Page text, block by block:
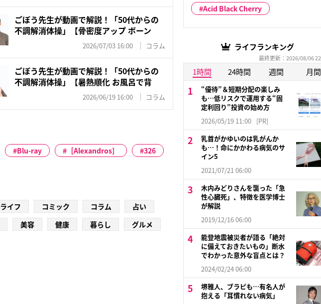
ごぼう先生が動画で解説！「50代からの
不調解消体操」【骨密度アップ ボーン
2026/07/03 16:00 コラム
ごぼう先生が動画で解説！「50代からの
不調解消体操」【暑熱順化 お風呂で背
2026/06/19 16:00 コラム
Blu-ray ［Alexandros］
326
ライフ コミック コラム
占い
美容 健康 暮らし グルメ
Acid Black Cherry
ライフランキング
最終更新：2026/08/06
1時間 24時間 週間 月間
“優待”＆短期分配の楽しみ
も…低リスクで運用する“固
定利回り”投資の始め方
2026/05/19 11:00 [PR]
乳首がかゆいのは乳がんか
も…！命にかかわる病気のサ
イン5
2021/07/21 06:00
木内みどりさんを襲った「急
性心臓死」、特徴を医学博士
が解説
2019/12/16 06:00
能登地震被災者が語る「絶対
に備えておきたいもの」断水
でわかった意外な盲点とは？
2024/02/24 06:00
堺雅人、ブラピも…有名人が
抱える「耳慣れない病気」